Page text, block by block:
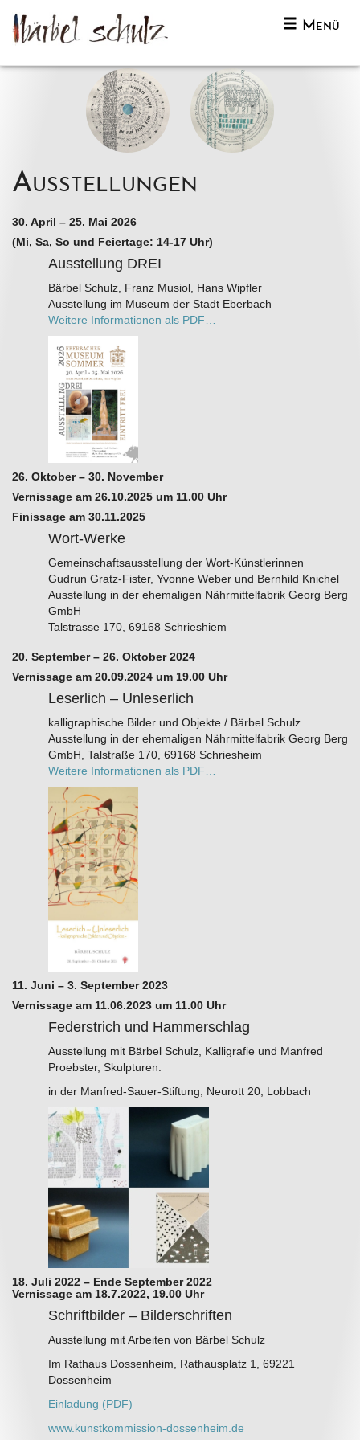
Menü
Ausstellungen
30. April – 25. Mai 2026
(Mi, Sa, So und Feiertage: 14-17 Uhr)
Ausstellung DREI
Bärbel Schulz, Franz Musiol, Hans Wipfler
Ausstellung im Museum der Stadt Eberbach
Weitere Informationen als PDF…
26. Oktober – 30. November
Vernissage am 26.10.2025 um 11.00 Uhr
Finissage am 30.11.2025
Wort-Werke
Gemeinschaftsausstellung der Wort-Künstlerinnen
Gudrun Gratz-Fister, Yvonne Weber und Bernhild Knichel
Ausstellung in der ehemaligen Nährmittelfabrik Georg Berg
GmbH
Talstrasse 170, 69168 Schrieshiem
20. September – 26. Oktober 2024
Vernissage am 20.09.2024 um 19.00 Uhr
Leserlich – Unleserlich
kalligraphische Bilder und Objekte / Bärbel Schulz
Ausstellung in der ehemaligen Nährmittelfabrik Georg Berg
GmbH, Talstraße 170, 69168 Schriesheim
Weitere Informationen als PDF…
11. Juni – 3. September 2023
Vernissage am 11.06.2023 um 11.00 Uhr
Federstrich und Hammerschlag
Ausstellung mit Bärbel Schulz, Kalligrafie und Manfred
Proebster, Skulpturen.
in der Manfred-Sauer-Stiftung, Neurott 20, Lobbach
18. Juli 2022 – Ende September 2022
Vernissage am 18.7.2022, 19.00 Uhr
Schriftbilder – Bilderschriften
Ausstellung mit Arbeiten von Bärbel Schulz
Im Rathaus Dossenheim, Rathausplatz 1, 69221
Dossenheim
Einladung (PDF)
www.kunstkommission-dossenheim.de